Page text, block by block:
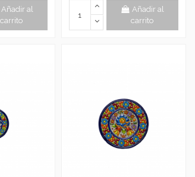
Añadir al
carrito
Añadir al
carrito